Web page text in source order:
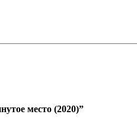
место (2020)”